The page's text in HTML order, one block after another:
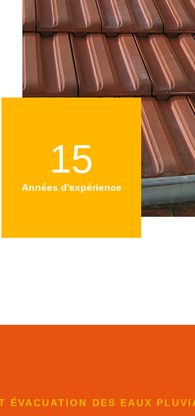
15
Années d'expérience
ÉVACUATION DES EAUX